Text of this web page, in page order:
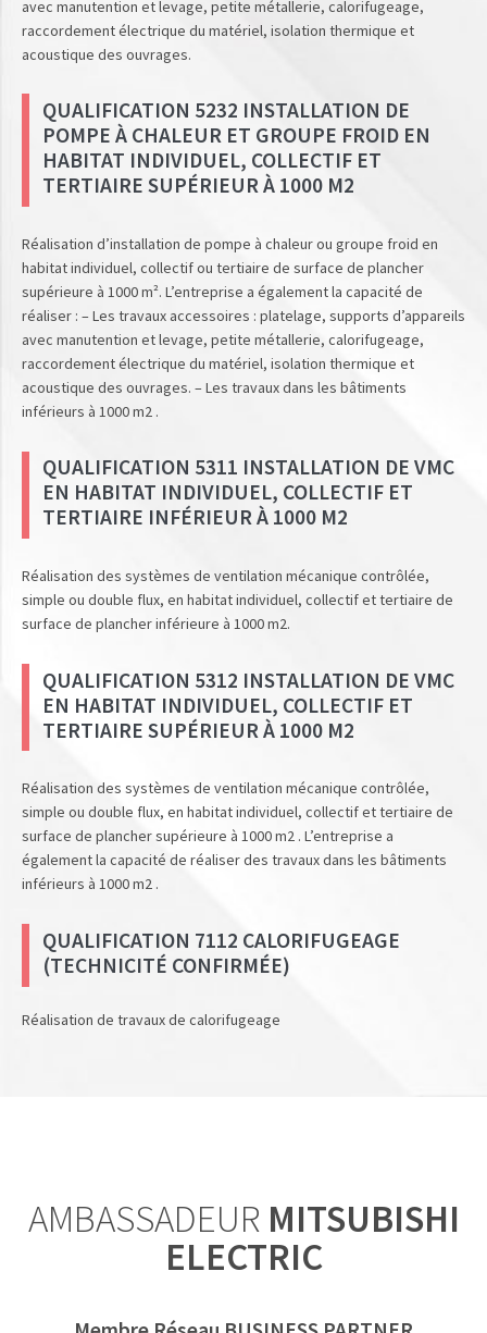
avec manutention et levage, petite métallerie, calorifugeage,
raccordement électrique du matériel, isolation thermique et
acoustique des ouvrages.
QUALIFICATION 5232 INSTALLATION DE
POMPE À CHALEUR ET GROUPE FROID EN
HABITAT INDIVIDUEL, COLLECTIF ET
TERTIAIRE SUPÉRIEUR À 1000 M2
Réalisation d’installation de pompe à chaleur ou groupe froid en
habitat individuel, collectif ou tertiaire de surface de plancher
supérieure à 1000 m². L’entreprise a également la capacité de
réaliser : – Les travaux accessoires : platelage, supports d’appareils
avec manutention et levage, petite métallerie, calorifugeage,
raccordement électrique du matériel, isolation thermique et
acoustique des ouvrages. – Les travaux dans les bâtiments
inférieurs à 1000 m2 .
QUALIFICATION 5311 INSTALLATION DE VMC
EN HABITAT INDIVIDUEL, COLLECTIF ET
TERTIAIRE INFÉRIEUR À 1000 M2
Réalisation des systèmes de ventilation mécanique contrôlée,
simple ou double flux, en habitat individuel, collectif et tertiaire de
surface de plancher inférieure à 1000 m2.
QUALIFICATION 5312 INSTALLATION DE VMC
EN HABITAT INDIVIDUEL, COLLECTIF ET
TERTIAIRE SUPÉRIEUR À 1000 M2
Réalisation des systèmes de ventilation mécanique contrôlée,
simple ou double flux, en habitat individuel, collectif et tertiaire de
surface de plancher supérieure à 1000 m2 . L’entreprise a
également la capacité de réaliser des travaux dans les bâtiments
inférieurs à 1000 m2 .
QUALIFICATION 7112 CALORIFUGEAGE
(TECHNICITÉ CONFIRMÉE)
Réalisation de travaux de calorifugeage
AMBASSADEUR MITSUBISHI
ELECTRIC